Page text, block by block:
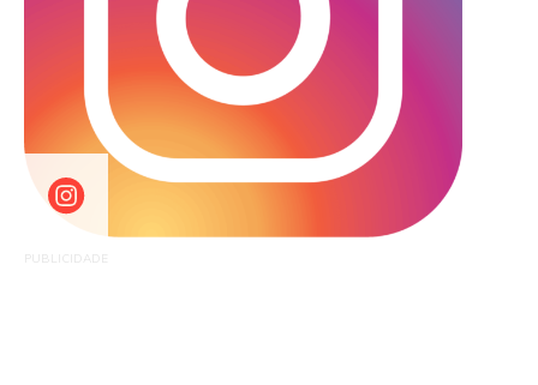
PUBLICIDADE